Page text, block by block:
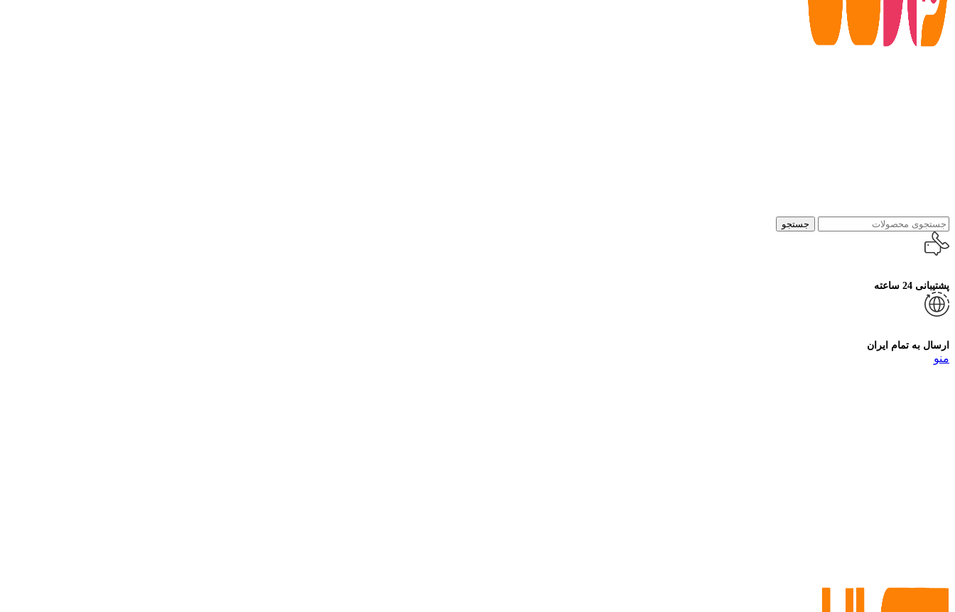
جستجو
پشتیبانی 24 ساعته
ارسال به تمام ایران
منو